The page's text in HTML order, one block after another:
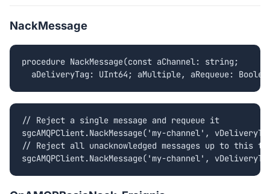
NackMessage
procedure NackMessage(const aChannel: string;
aDeliveryTag: UInt64; aMultiple, aRequeue:
// Reject a single message and requeue it
sgcAMQPClient.NackMessage('my-channel',
// Reject all unacknowledged messages up to this
sgcAMQPClient.NackMessage('my-channel',